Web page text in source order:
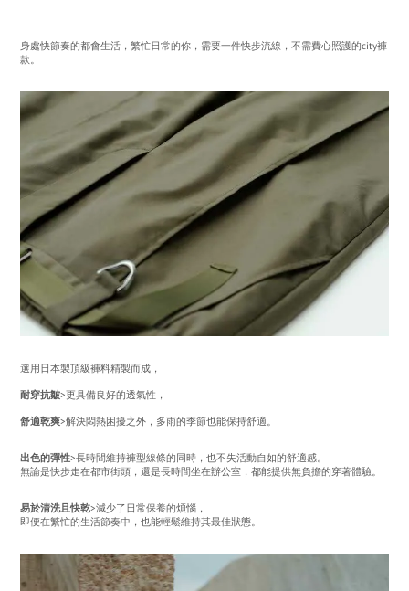
身處快節奏的都會生活，繁忙日常的你，需要一件快步流線，不需費心照護的city褲
款。
選用日本製頂級褲料精製而成，
耐穿抗皺>更具備良好的透氣性，
舒適乾爽>解決悶熱困擾之外，多雨的季節也能保持舒適。
出色的彈性>長時間維持褲型線條的同時，也不失活動自如的舒適感。
無論是快步走在都市街頭，還是長時間坐在辦公室，都能提供無負擔的穿著體驗。
易於清洗且快乾>減少了日常保養的煩惱，
即便在繁忙的生活節奏中，也能輕鬆維持其最佳狀態。